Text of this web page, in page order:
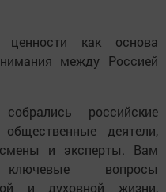
как основа
между Россией
российские
деятели,
и эксперты. Вам
вопросы
и духовной жизни,